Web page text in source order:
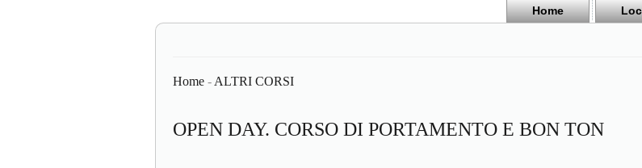
Home
Home - ALTRI CORSI
OPEN DAY. CORSO DI PORTAMENTO E BON TON